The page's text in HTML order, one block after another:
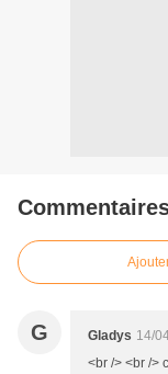
G Gladys 14/
<br /> <br />